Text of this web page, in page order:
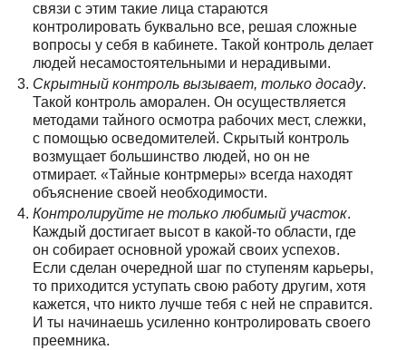
связи с этим такие лица стараются
контролировать буквально все, решая сложные
вопросы у себя в кабинете. Такой контроль делает
людей несамостоятельными и нерадивыми.
Скрытный контроль вызывает, только досаду.
Такой контроль аморален. Он осуществляется
методами тайного осмотра рабочих мест, слежки,
с помощью осведомителей. Скрытый контроль
возмущает большинство людей, но он не
отмирает. «Тайные контрмеры» всегда находят
объяснение своей необходимости.
Контролируйте не только любимый участок.
Каждый достигает высот в какой-то области, где
он собирает основной урожай своих успехов.
Если сделан очередной шаг по ступеням карьеры,
то приходится уступать свою работу другим, хотя
кажется, что никто лучше тебя с ней не справится.
И ты начинаешь усиленно контролировать своего
преемника.